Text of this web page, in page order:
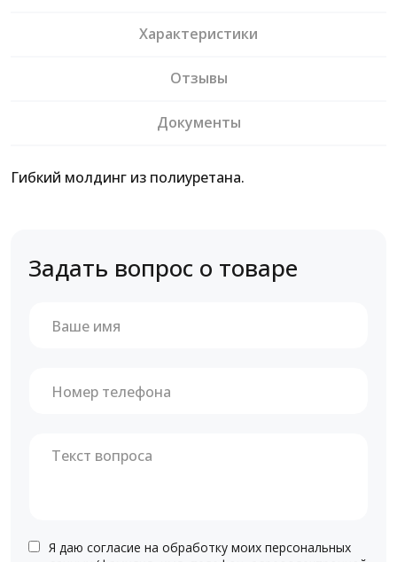
Характеристики
Отзывы
Документы
Гибкий молдинг из полиуретана.
Задать вопрос о товаре
Я даю согласие на обработку моих персональных